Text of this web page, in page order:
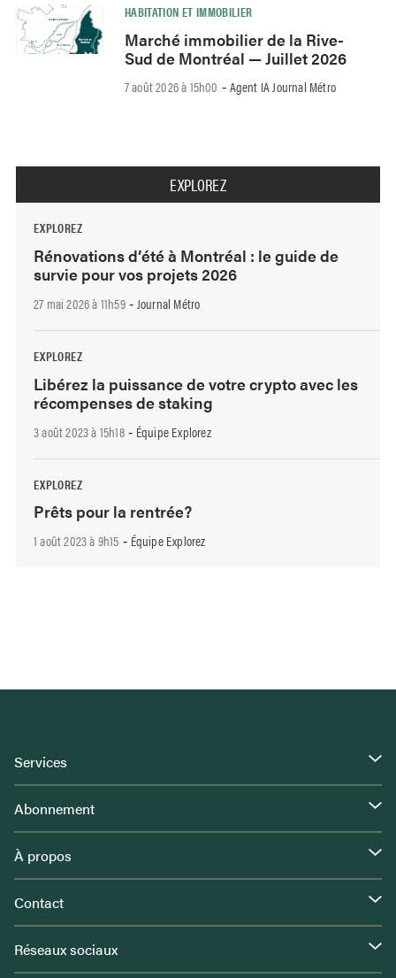
HABITATION ET IMMOBILIER
Marché immobilier de la Rive-
Sud de Montréal — Juillet 2026
7 août 2026 à 15h00 - Agent IA Journal Métro
EXPLOREZ
EXPLOREZ
Rénovations d’été à Montréal : le guide de
survie pour vos projets 2026
27 mai 2026 à 11h59- Journal Métro
EXPLOREZ
Libérez la puissance de votre crypto avec les
récompenses de staking
3 août 2023 à 15h18- Équipe Explorez
EXPLOREZ
Prêts pour la rentrée?
1 août 2023 à 9h15 - Équipe Explorez
Services
Abonnement
À propos
Contact
Réseaux sociaux